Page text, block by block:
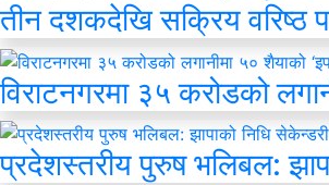
तीन दशकदेखि सक्रिय वरिष्ठ
विराटनगरमा ३५ करोडको
प्रदेशस्तरीय पुरुष भलिबल: